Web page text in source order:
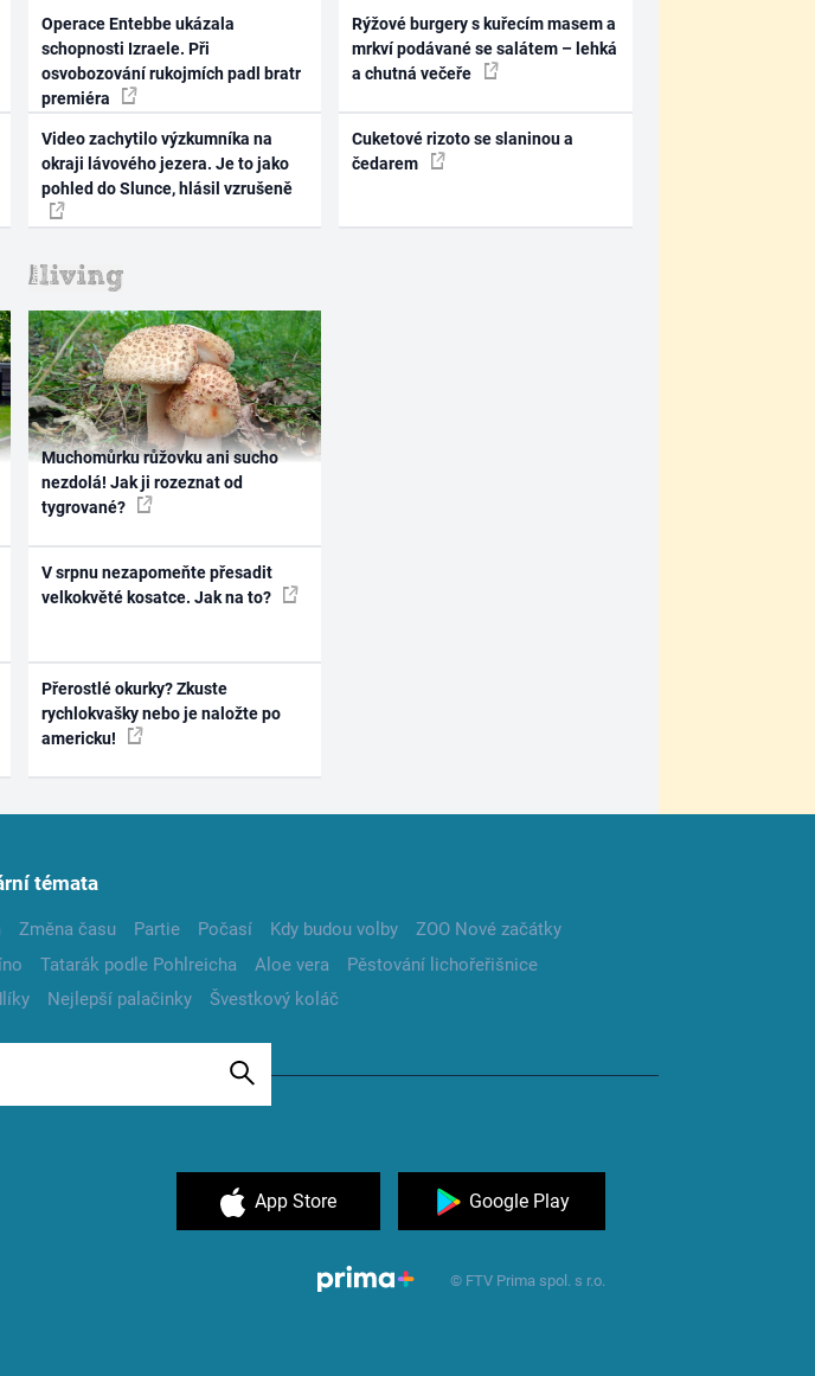
Operace Entebbe ukázala
schopnosti Izraele. Při
osvobozování rukojmích padl bratr
premiéra
Video zachytilo výzkumníka na
okraji lávového jezera. Je to jako
pohled do Slunce, hlásil vzrušeně
Rýžové burgery s kuřecím masem a
mrkví podávané se salátem – lehká
a chutná večeře
Cuketové rizoto se slaninou a
čedarem
Muchomůrku růžovku ani sucho
nezdolá! Jak ji rozeznat od
tygrované?
V srpnu nezapomeňte přesadit
velkokvěté kosatce. Jak na to?
Přerostlé okurky? Zkuste
rychlokvašky nebo je naložte po
americku!
témata
Změna času Partie Počasí Kdy budou volby
ZOO Nové začátky
Tatarák podle Pohlreicha Aloe vera
Pěstování lichořeřišnice
Nejlepší palačinky Švestkový koláč
App Store Google Play
© FTV Prima spol. s r.o.